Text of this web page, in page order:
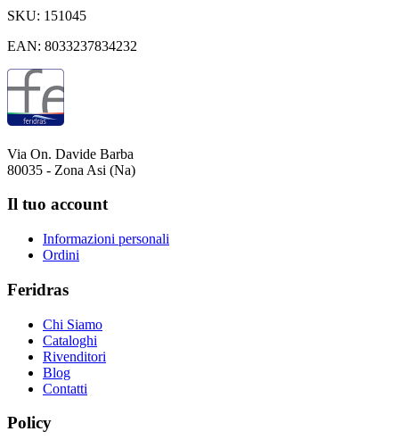
SKU: 151045
EAN: 8033237834232
Via On. Davide Barba
80035 - Zona Asi (Na)
Il tuo account
Informazioni personali
Ordini
Feridras
Chi Siamo
Cataloghi
Rivenditori
Blog
Contatti
Policy